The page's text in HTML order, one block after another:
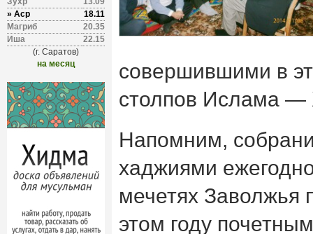
» Аср
18.11
Магриб
20.35
Иша
22.15
(г. Саратов)
на месяц
совершившими в
столпов Ислама —
Напомним,
хаджиями
мечетях Заволжья
этом году